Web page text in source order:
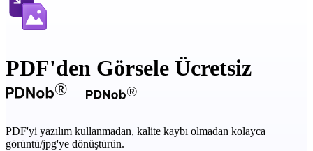
PDF'den Görsele Ücretsiz
PDF'yi yazılım kullanmadan, kalite kaybı olmadan kolayca
görüntü/jpg'ye dönüştürün.